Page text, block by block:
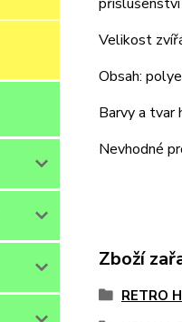
Velikost
Obsah:
Barvy a tvar
Nevhodné
Zboží
RETRO